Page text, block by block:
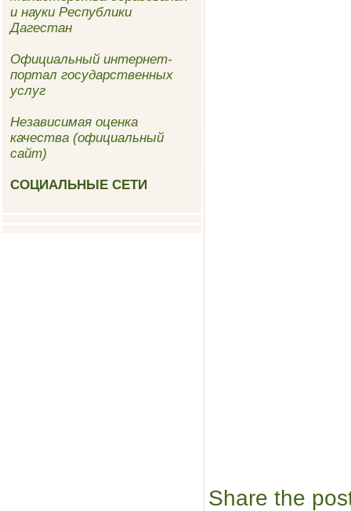
и науки Республики
Дагестан
Официальный интернет-
портал государственных
услуг
Независимая оценка
качества (официальный
сайт)
СОЦИАЛЬНЫЕ СЕТИ
Share the